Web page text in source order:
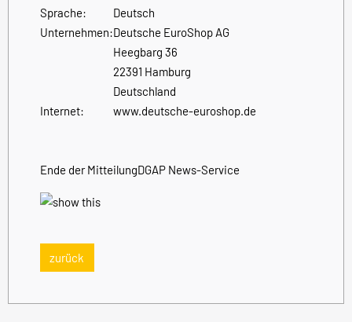
Sprache:
Deutsch
Unternehmen:Deutsche EuroShop AG
Heegbarg 36
22391 Hamburg
Deutschland
Internet:
www.deutsche-euroshop.de
Ende der MitteilungDGAP News-Service
zurück